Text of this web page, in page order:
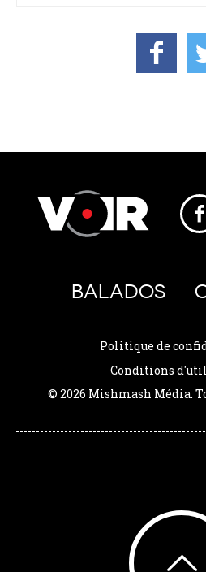
BALADOS
Politique de
Conditions
© 2026 Mishmash Média.